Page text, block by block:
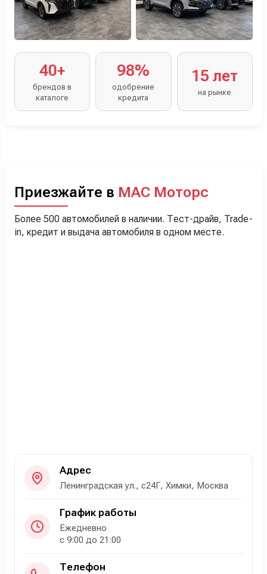
40+
брендов в
каталоге
98%
одобрение
кредита
15 лет
на рынке
Приезжайте в МАС Моторс
Более 500 автомобилей в наличии. Тест-драйв, Trade-
in, кредит и выдача автомобиля в одном месте.
Адрес
Ленинградская ул., с24Г, Химки, Москва
График работы
Ежедневно
с 9:00 до 21:00
Телефон